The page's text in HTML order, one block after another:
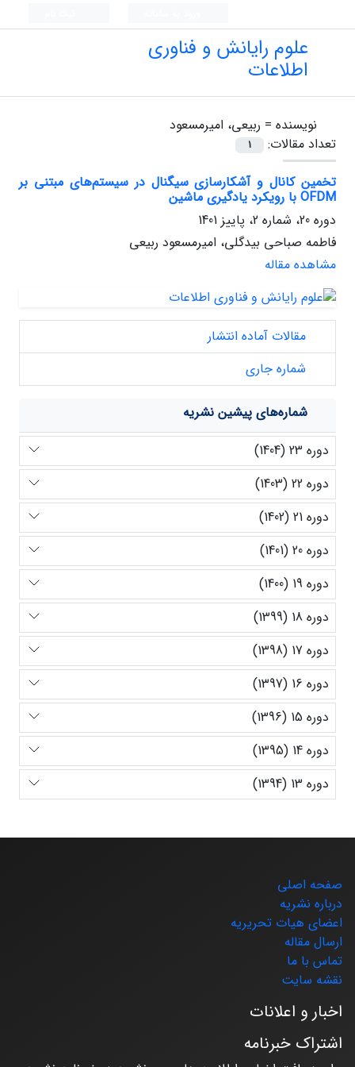
علوم رایانش و فناوری
اطلاعات
نویسنده = ربیعی، امیر‌مسعود
تعداد مقالات:
1
تخمین کانال و آشکارسازی سیگنال در سیستم‌های مبتنی بر
OFDM با رویکرد یادگیری ماشین
دوره 20، شماره 2، پاییز 1401
فاطمه صباحی بیدگلی، امیر‌مسعود ربیعی
مشاهده مقاله
مقالات آماده انتشار
شماره جاری
شماره‌های پیشین نشریه
دوره 23 (1404)
دوره 22 (1403)
دوره 21 (1402)
دوره 20 (1401)
دوره 19 (1400)
دوره 18 (1399)
دوره 17 (1398)
دوره 16 (1397)
دوره 15 (1396)
دوره 14 (1395)
دوره 13 (1394)
صفحه اصلی
درباره نشریه
اعضای هیات تحریریه
ارسال مقاله
تماس با ما
نقشه سایت
اخبار و اعلانات
اشتراک خبرنامه